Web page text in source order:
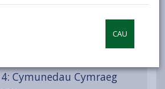
CAU
Cymunedau Cymraeg